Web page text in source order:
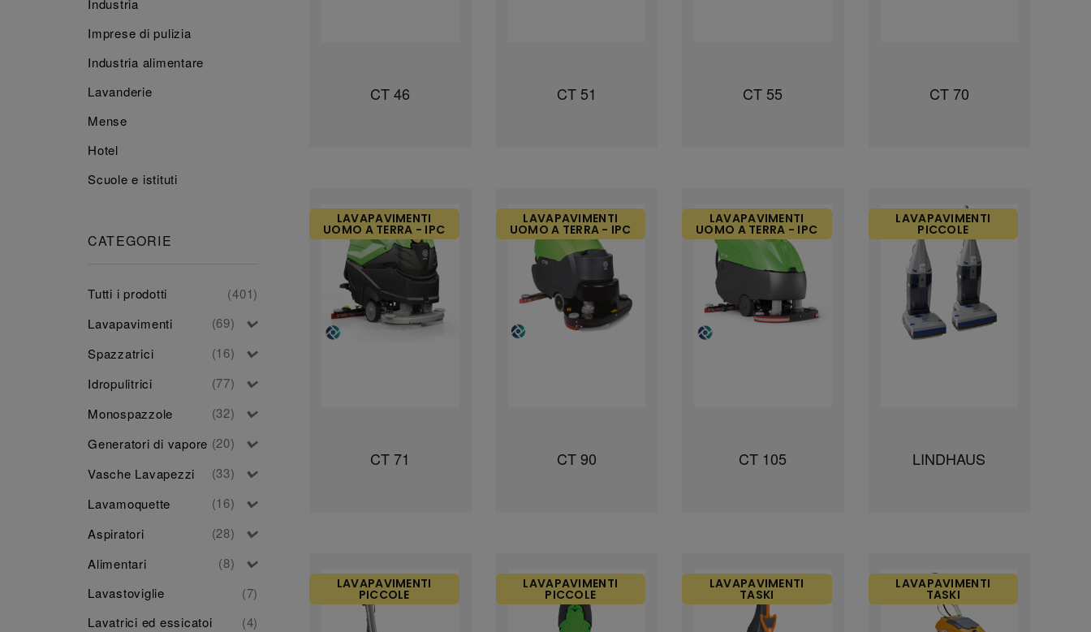
Industria
Imprese di pulizia
Industria alimentare
Lavanderie
Mense
Hotel
Scuole e istituti
CATEGORIE
Tutti i prodotti
(401)
Lavapavimenti
(69)
Spazzatrici
(16)
Idropulitrici
(77)
Monospazzole
(32)
Generatori di vapore (20)
Vasche Lavapezzi
(33)
Lavamoquette
(16)
Aspiratori
(28)
Alimentari
(8)
Lavastoviglie
(7)
Lavatrici ed essicatoi
(4)
CT 46 CT 51 CT 55 CT 70
CT 71
LAVAPAVIMENTI
UOMO A TERRA - IPC
CT 90
LAVAPAVIMENTI
UOMO A TERRA - IPC
CT 105
LAVAPAVIMENTI
UOMO A TERRA - IPC
LINDHAUS
LAVAPAVIMENTI
PICCOLE
LAVAPAVIMENTI
PICCOLE
LAVAPAVIMENTI
PICCOLE
LAVAPAVIMENTI
TASKI
LAVAPAVIMENTI
TASKI